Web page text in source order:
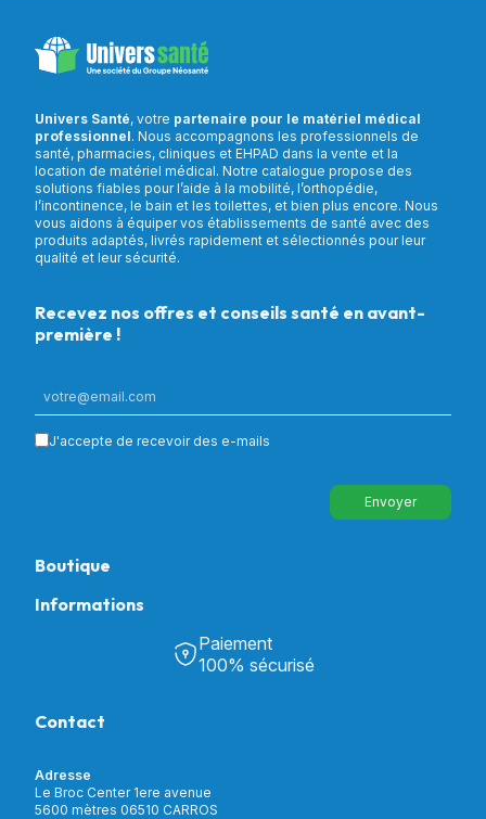
Univers Santé, votre partenaire pour le matériel médical
professionnel. Nous accompagnons les professionnels de
santé, pharmacies, cliniques et EHPAD dans la vente et la
location de matériel médical. Notre catalogue propose des
solutions fiables pour l’aide à la mobilité, l’orthopédie,
l’incontinence, le bain et les toilettes, et bien plus encore. Nous
vous aidons à équiper vos établissements de santé avec des
produits adaptés, livrés rapidement et sélectionnés pour leur
qualité et leur sécurité.
Recevez nos offres et conseils santé en avant-
première !
J'accepte de recevoir des e-mails
Envoyer
Boutique
Puériculture
Incontinence
Soins & Diagnostic
Aide à la mobilité
Informations
Découvrir Univers Santé
Notre catalogue
Mon compte
Livraison et paiement
Paiement
100% sécurisé
Contact
Adresse
Le Broc Center 1ere avenue
5600 mètres 06510 CARROS